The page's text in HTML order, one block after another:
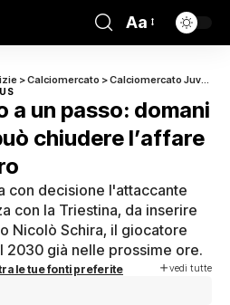
Aa
>Calciomercato >Calciomercato Juventus
a un passo: domani
chiudere l’affare
con decisione l'attaccante
con la Triestina, da inserire
Nicolò Schira, il giocatore
2030 già nelle prossime ore.
le tue fonti preferite vedi tutte